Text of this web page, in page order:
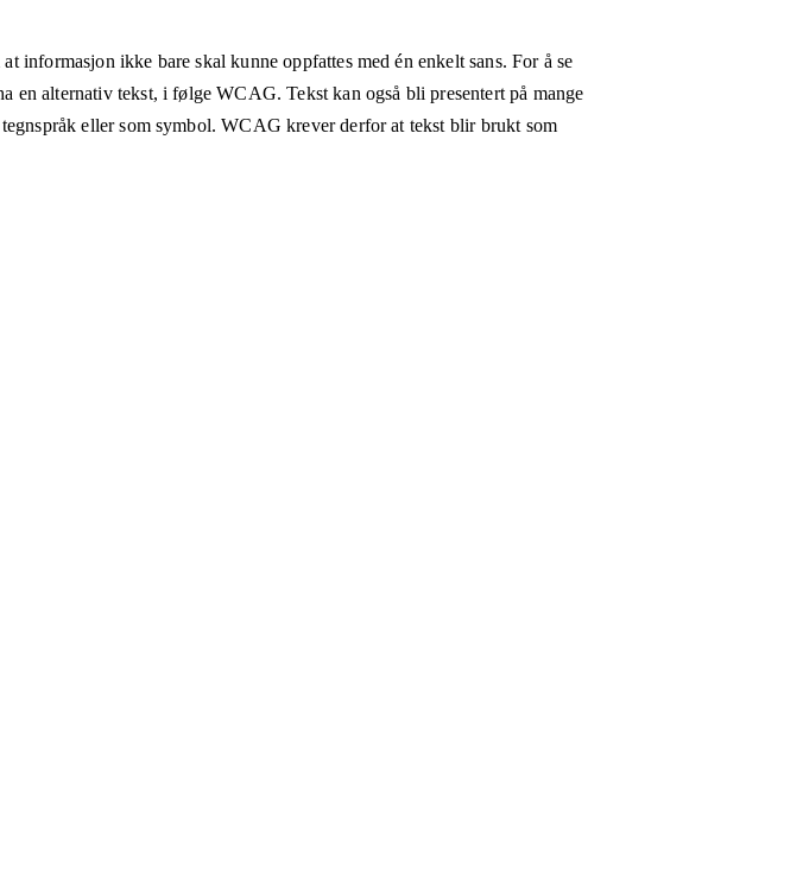
informasjon ikke bare skal kunne oppfattes med én enkelt sans. For å se
en alternativ tekst, i følge WCAG. Tekst kan også bli presentert på mange
eller som symbol. WCAG krever derfor at tekst blir brukt som